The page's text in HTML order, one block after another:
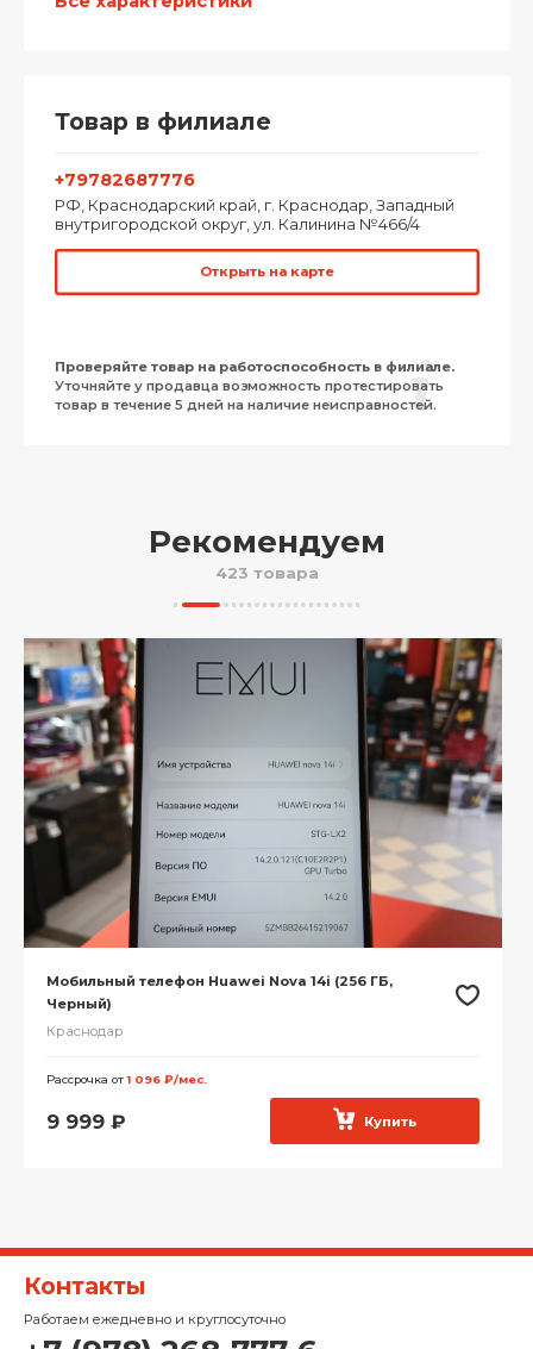
Товар в филиале
+79782687776
РФ, Краснодарский край, г. Краснодар, Западный
внутригородской округ, ул. Калинина №466/4
Открыть на карте
Проверяйте товар на работоспособность в филиале.
Уточняйте у продавца возможность протестировать
товар в течение 5 дней на наличие неисправностей.
Рекомендуем
423 товара
Мобильный телефон Huawei Nova 14i (256 ГБ,
Черный)
Краснодар
Рассрочка от1 096 ₽/мес.
9 999 ₽ Купить
Контакты
Работаем ежедневно и круглосуточно